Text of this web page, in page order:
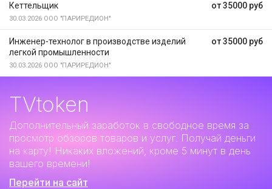
от 35000 руб
Кеттельщик
30.03.2026 ООО "ПАРИРЕДИОН"
от 35000 руб
Инженер-технолог в производстве изделий
легкой промышленности
30.03.2026 ООО "ПАРИРЕДИОН"
TVtoken
Дополнительный заработок в свободное время за
просмотр обзоров товаров и услуг. Получай деньги
на карту! Никаких вложений, кроме 5 минут в день
вашего времени!
Перейти на сайт